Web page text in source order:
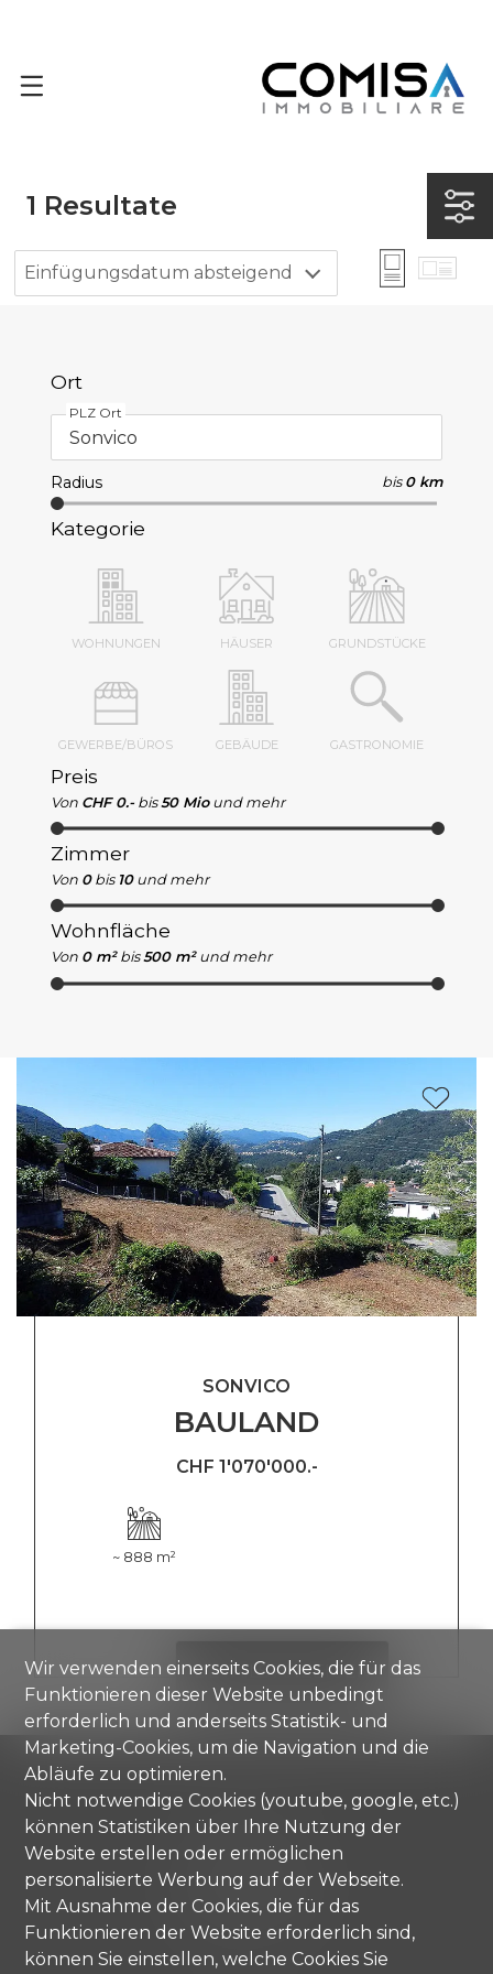
1 Resultate
Einfügungsdatum absteigend
Ort
PLZ Ort
Radius bis 0 km
Kategorie
WOHNUNGEN HÄUSER GRUNDSTÜCKE
GEWERBE/BÜROS GEBÄUDE GASTRONOMIE
Preis
Von CHF 0.- bis 50 Mio und mehr
Zimmer
Von 0 bis 10 und mehr
Wohnfläche
Von 0 m² bis 500 m² und mehr
BAULAND
SONVICO
CHF 1'070'000.-
~ 888 m²
DETAILS ANZEIGEN
Comisa SA
Strada di Gandria 4
6976 Castagnola
Tel. +41 91 971 67 00
info@comisa.ch
Wir verwenden einerseits Cookies, die für das
Funktionieren dieser Website unbedingt
erforderlich und anderseits Statistik- und
Marketing-Cookies, um die Navigation und die
Abläufe zu optimieren.
Nicht notwendige Cookies (youtube, google, etc.)
können Statistiken über Ihre Nutzung der
Website erstellen oder ermöglichen
personalisierte Werbung auf der Webseite.
Mit Ausnahme der Cookies, die für das
Funktionieren der Website erforderlich sind,
können Sie einstellen, welche Cookies Sie